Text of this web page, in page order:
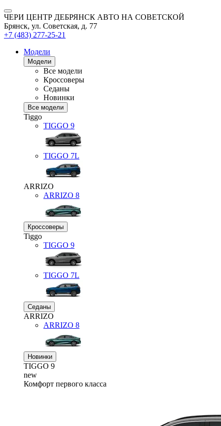
ЧЕРИ ЦЕНТР ДЕБРЯНСК АВТО НА СОВЕТСКОЙ
Брянск, ул. Советская, д. 77
+7 (483) 277-25-21
Модели
Модели
Все модели
Кроссоверы
Седаны
Новинки
Все модели
Tiggo
TIGGO 9
TIGGO 7L
ARRIZO
ARRIZO 8
Кроссоверы
Tiggo
TIGGO 9
TIGGO 7L
Седаны
ARRIZO
ARRIZO 8
Новинки
TIGGO 9
new
Комфорт первого класса